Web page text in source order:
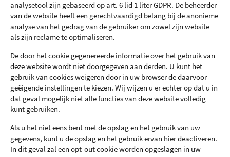
analysetool zijn gebaseerd op art. 6 lid 1 liter GDPR. De beheerder
van de website heeft een gerechtvaardigd belang bij de anonieme
analyse van het gedrag van de gebruiker om zowel zijn website
als zijn reclame te optimaliseren.
De door het cookie gegenereerde informatie over het gebruik van
deze website wordt niet doorgegeven aan derden. U kunt het
gebruik van cookies weigeren door in uw browser de daarvoor
geëigende instellingen te kiezen. Wij wijzen u er echter op dat u in
dat geval mogelijk niet alle functies van deze website volledig
kunt gebruiken.
Als u het niet eens bent met de opslag en het gebruik van uw
gegevens, kunt u de opslag en het gebruik ervan hier deactiveren.
In dit geval zal een opt-out cookie worden opgeslagen in uw